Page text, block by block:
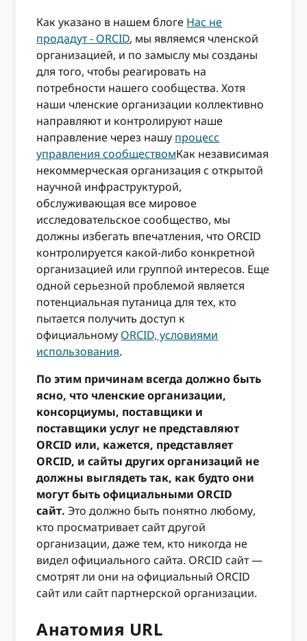
Как указано в нашем блоге Нас не
продадут - ORCID, мы являемся членской
организацией, и по замыслу мы созданы
для того, чтобы реагировать на
потребности нашего сообщества. Хотя
наши членские организации коллективно
направляют и контролируют наше
направление через нашу процесс
управления сообществомКак независимая
некоммерческая организация с открытой
научной инфраструктурой,
обслуживающая все мировое
исследовательское сообщество, мы
должны избегать впечатления, что ORCID
контролируется какой-либо конкретной
организацией или группой интересов. Еще
одной серьезной проблемой является
потенциальная путаница для тех, кто
пытается получить доступ к
официальному ORCID, условиями
использования.
По этим причинам всегда должно быть
ясно, что членские организации,
консорциумы, поставщики и
поставщики услуг не представляют
ORCID или, кажется, представляет
ORCID, и сайты других организаций не
должны выглядеть так, как будто они
могут быть официальными ORCID
сайт. Это должно быть понятно любому,
кто просматривает сайт другой
организации, даже тем, кто никогда не
видел официального сайта. ORCID сайт —
смотрят ли они на официальный ORCID
сайт или сайт партнерской организации.
Анатомия URL